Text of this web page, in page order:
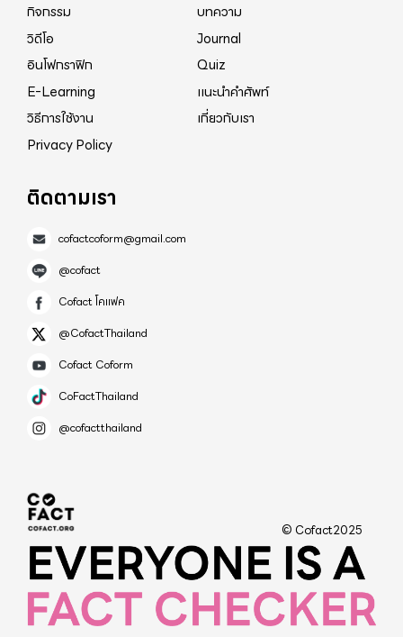
กิจกรรม
บทความ
วิดีโอ
Journal
อินโฟกราฟิก
Quiz
E-Learning
แนะนำคำศัพท์
วิธีการใช้งาน
เกี่ยวกับเรา
Privacy Policy
ติดตามเรา
cofactcoform@gmail.com
@cofact
Cofact โคแฟค
@CofactThailand
Cofact Coform
CoFactThailand
@cofactthailand
© Cofact2025